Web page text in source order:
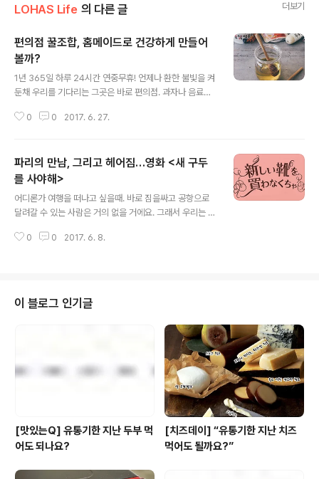
LOHAS Life 의 다른 글 더보기
편의점 꿀조합, 홈메이드로 건강하게 만들어
볼까?
1년 365일 하루 24시간 연중무휴! 언제나 환한 불빛을 켜
둔채 우리를 기다리는 그곳은 바로 편의점. 과자나 음료를
즉석식품들의 총집결이라 할 수 있는데요. 이제는 편의점
치즈 조합부터~ 만두 + 컵라면, 과자 + 스트링치즈 등등!
상상 이상의 다양한 레시피가 쏟아져 나오고 있는데요. 그
중에서 3가지를 골라 풀무원식으로 조금 더 건강하게 만들
어보기로 했답니다~! 그전에 잠깐! 요리에 앞서 편의점 꿀
는데 어떠세요? [레시피는 주말마다 한편씩 공개됩니다.]
0 0 2017. 6. 27.
파리의 만남, 그리고 헤어짐…영화 <새 구두
를 사야해>
어디론가 여행을 떠나고 싶을때. 바로 짐을싸고 공항으로
달려갈 수 있는 사람은 거의 없을 거에요. 그래서 우리는 그
보곤하죠~ 많은 사람들의 로망중 하나인 프랑스 파리. 그
만나게된 연상의 여자와 사랑에 빠지는 내용이죠. 여행지
에서의 만남. 사랑. 그리고 헤어짐. 그 과정에서 아름답게
그려지는 파리의 일상까지.. 파리가 궁금한 분들이라면 한
번쯤은 봐야하는 작품으로 강력히 추천하는 바입니다~! ㅎ
ㅎ파리의 만남, 그리고 헤어짐 영화 +그 영화 많은 사람들
이 최고의 일본 영화로 를 꼽곤 합니다..
0 0 2017. 6. 8.
이 블로그 인기글
[맛있는Q] 유통기한 지난 두부 먹
어도 되나요?
[치즈데이] “유통기한 지난 치즈
먹어도 될까요?”